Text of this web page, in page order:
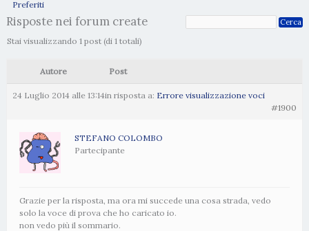
Preferiti
Risposte nei forum create
Stai visualizzando 1 post (di 1 totali)
Autore Post
24 Luglio 2014 alle 13:14in risposta a: Errore visualizzazione voci
#1900
STEFANO COLOMBO
Partecipante
Grazie per la risposta, ma ora mi succede una cosa strada, vedo
solo la voce di prova che ho caricato io.
non vedo più il sommario.